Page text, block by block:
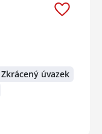
Zkrácený úvazek